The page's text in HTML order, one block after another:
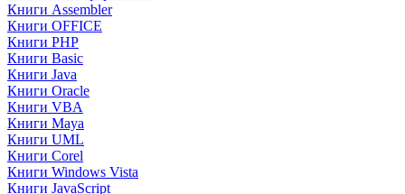
Книги Assembler
Книги OFFICE
Книги PHP
Книги Basic
Книги Java
Книги Oracle
Книги VBA
Книги Maya
Книги UML
Книги Corel
Книги Windows Vista
Книги JavaScript